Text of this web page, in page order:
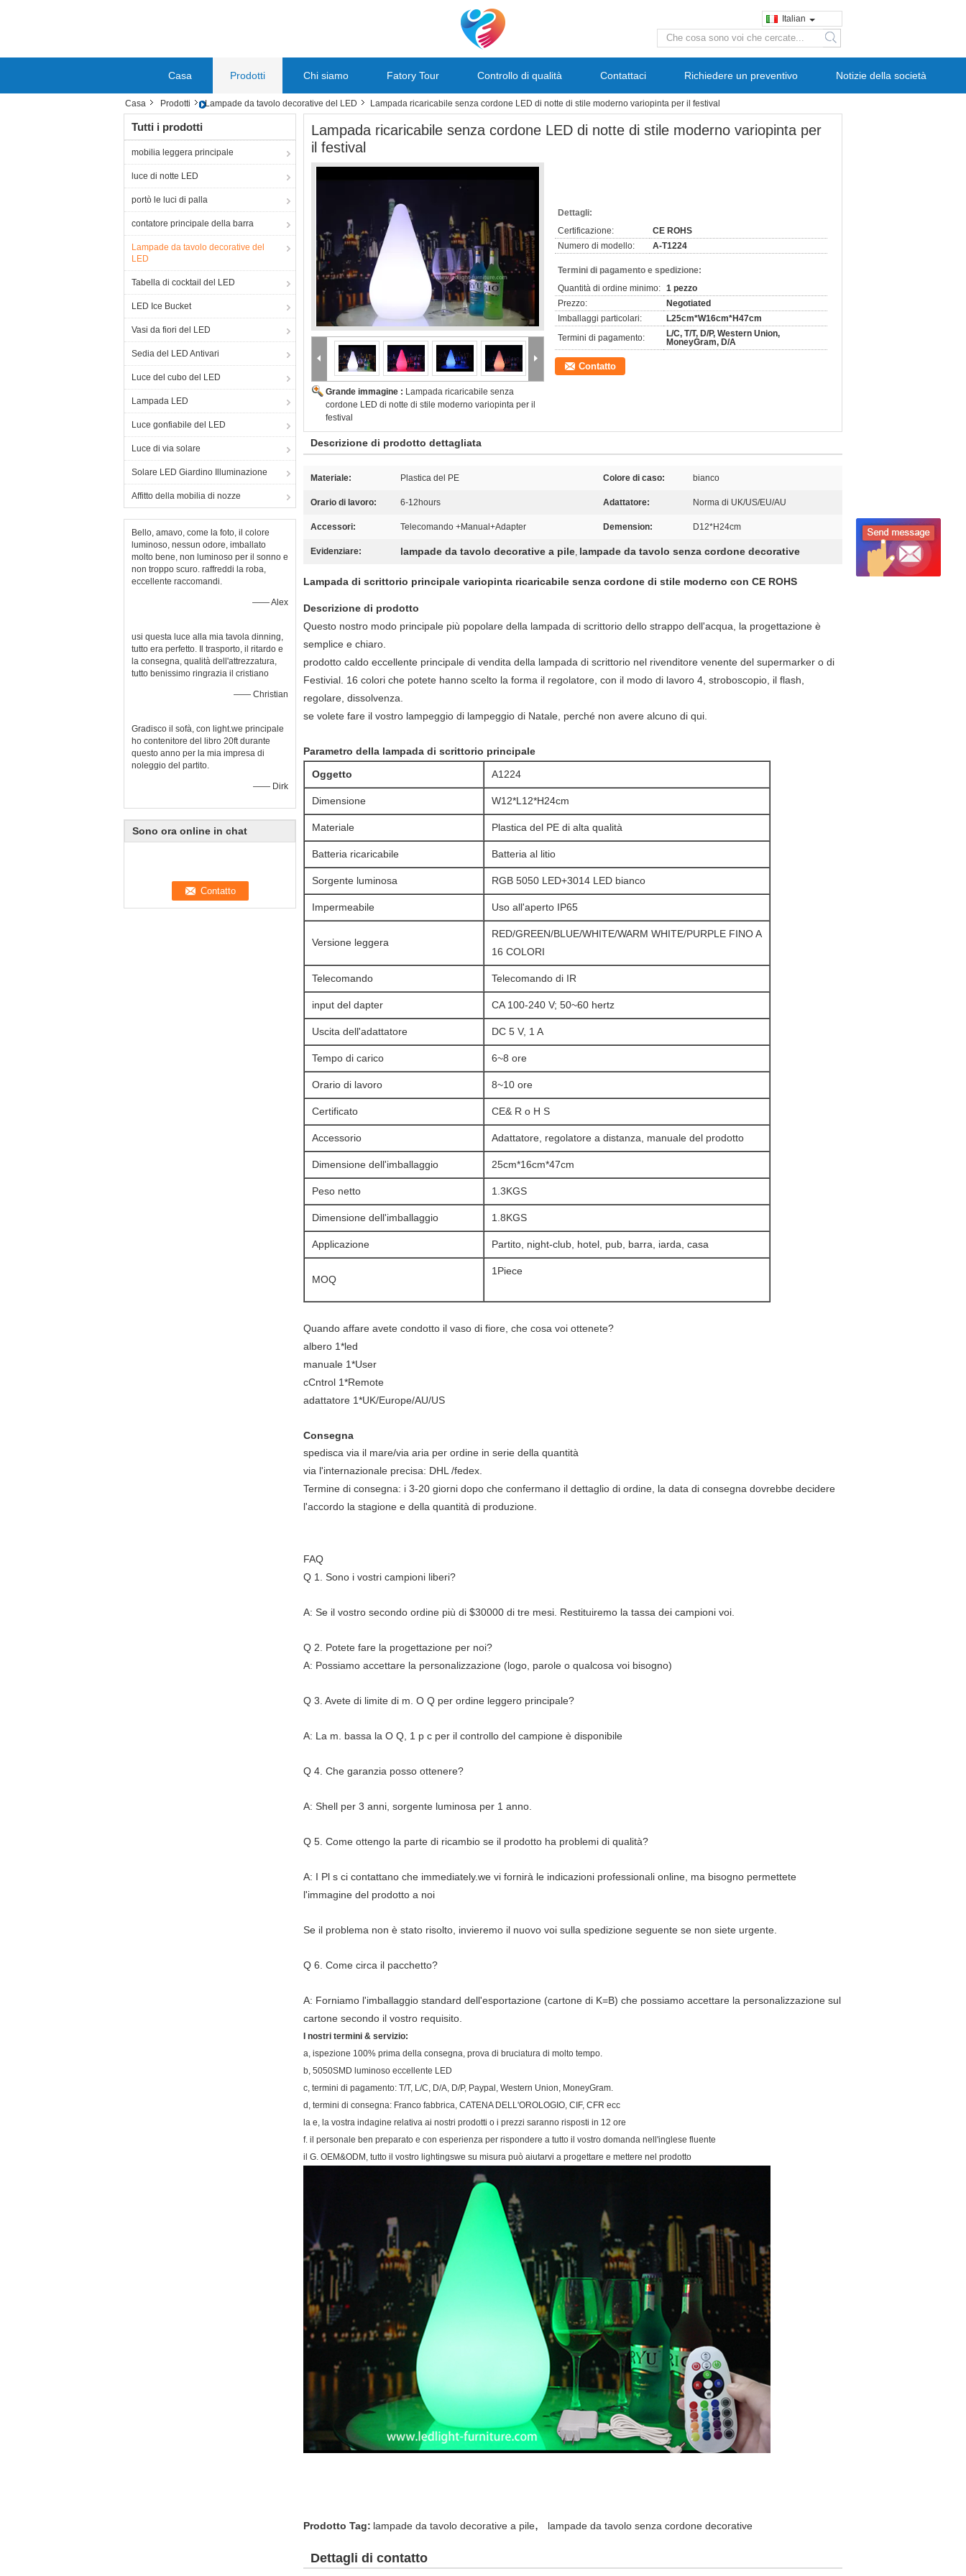
Italian
search
Casa Prodotti Chi siamo Fatory Tour Controllo di qualità Contattaci Richiedere un preventivo Notizie della società
Casa Prodotti Lampade da tavolo decorative del LED Lampada ricaricabile senza cordone LED di notte di stile moderno variopinta per il festival
Tutti i prodotti
mobilia leggera principale
luce di notte LED
portò le luci di palla
contatore principale della barra
Lampade da tavolo decorative del
LED
Tabella di cocktail del LED
LED Ice Bucket
Vasi da fiori del LED
Sedia del LED Antivari
Luce del cubo del LED
Lampada LED
Luce gonfiabile del LED
Luce di via solare
Solare LED Giardino Illuminazione
Affitto della mobilia di nozze
Bello, amavo, come la foto, il colore
luminoso, nessun odore, imballato
molto bene, non luminoso per il sonno e
non troppo scuro. raffreddi la roba,
eccellente raccomandi.
—— Alex
usi questa luce alla mia tavola dinning,
tutto era perfetto. Il trasporto, il ritardo e
la consegna, qualità dell'attrezzatura,
tutto benissimo ringrazia il cristiano
—— Christian
Gradisco il sofà, con light.we principale
ho contenitore del libro 20ft durante
questo anno per la mia impresa di
noleggio del partito.
—— Dirk
Sono ora online in chat
Lampada ricaricabile senza cordone LED di notte di stile moderno variopinta per
il festival
Grande immagine : Lampada ricaricabile senza
cordone LED di notte di stile moderno variopinta per il
festival
Dettagli:
Certificazione:
CE ROHS
Numero di modello:
A-T1224
Termini di pagamento e spedizione:
Quantità di ordine minimo: 1 pezzo
Prezzo:
Negotiated
Imballaggi particolari:
L25cm*W16cm*H47cm
Termini di pagamento:
L/C, T/T, D/P, Western Union,
MoneyGram, D/A
Contatto
Descrizione di prodotto dettagliata
Materiale: Plastica del PE Colore di caso: bianco
Orario di lavoro: 6-12hours Adattatore: Norma di UK/US/EU/AU
Accessori: Telecomando +Manual+Adapter Demension: D12*H24cm
Evidenziare: lampade da tavolo decorative a pile, lampade da tavolo senza cordone decorative
Lampada di scrittorio principale variopinta ricaricabile senza cordone di stile moderno con CE ROHS
Descrizione di prodotto
Questo nostro modo principale più popolare della lampada di scrittorio dello strappo dell'acqua, la progettazione è
semplice e chiaro.
prodotto caldo eccellente principale di vendita della lampada di scrittorio nel rivenditore venente del supermarker o di
Festivial. 16 colori che potete hanno scelto la forma il regolatore, con il modo di lavoro 4, stroboscopio, il flash,
regolare, dissolvenza.
se volete fare il vostro lampeggio di lampeggio di Natale, perché non avere alcuno di qui.
Parametro della lampada di scrittorio principale
Oggetto
A1224
Dimensione W12*L12*H24cm
Materiale Plastica del PE di alta qualità
Batteria ricaricabile Batteria al litio
Sorgente luminosa RGB 5050 LED+3014 LED bianco
Impermeabile Uso all'aperto IP65
Versione leggera
RED/GREEN/BLUE/WHITE/WARM WHITE/PURPLE FINO A
16 COLORI
Telecomando Telecomando di IR
input del dapter CA 100-240 V; 50~60 hertz
Uscita dell'adattatore DC 5 V, 1 A
Tempo di carico 6~8 ore
Orario di lavoro 8~10 ore
Certificato CE& R o H S
Accessorio Adattatore, regolatore a distanza, manuale del prodotto
Dimensione dell'imballaggio 25cm*16cm*47cm
Peso netto 1.3KGS
Dimensione dell'imballaggio 1.8KGS
Applicazione Partito, night-club, hotel, pub, barra, iarda, casa
MOQ
1Piece
Quando affare avete condotto il vaso di fiore, che cosa voi ottenete?
albero 1*led
manuale 1*User
cCntrol 1*Remote
adattatore 1*UK/Europe/AU/US
Consegna
spedisca via il mare/via aria per ordine in serie della quantità
via l'internazionale precisa: DHL /fedex.
Termine di consegna: i 3-20 giorni dopo che confermano il dettaglio di ordine, la data di consegna dovrebbe decidere
l'accordo la stagione e della quantità di produzione.
FAQ
Q 1. Sono i vostri campioni liberi?
A: Se il vostro secondo ordine più di $30000 di tre mesi. Restituiremo la tassa dei campioni voi.
Q 2. Potete fare la progettazione per noi?
A: Possiamo accettare la personalizzazione (logo, parole o qualcosa voi bisogno)
Q 3. Avete di limite di m. O Q per ordine leggero principale?
A: La m. bassa la O Q, 1 p c per il controllo del campione è disponibile
Q 4. Che garanzia posso ottenere?
A: Shell per 3 anni, sorgente luminosa per 1 anno.
Q 5. Come ottengo la parte di ricambio se il prodotto ha problemi di qualità?
A: I Pl s ci contattano che immediately.we vi fornirà le indicazioni professionali online, ma bisogno permettete
l'immagine del prodotto a noi
Se il problema non è stato risolto, invieremo il nuovo voi sulla spedizione seguente se non siete urgente.
Q 6. Come circa il pacchetto?
A: Forniamo l'imballaggio standard dell'esportazione (cartone di K=B) che possiamo accettare la personalizzazione sul
cartone secondo il vostro requisito.
I nostri termini & servizio:
a, ispezione 100% prima della consegna, prova di bruciatura di molto tempo.
b, 5050SMD luminoso eccellente LED
c, termini di pagamento: T/T, L/C, D/A, D/P, Paypal, Western Union, MoneyGram.
d, termini di consegna: Franco fabbrica, CATENA DELL'OROLOGIO, CIF, CFR ecc
la e, la vostra indagine relativa ai nostri prodotti o i prezzi saranno risposti in 12 ore
f. il personale ben preparato e con esperienza per rispondere a tutto il vostro domanda nell'inglese fluente
il G. OEM&ODM, tutto il vostro lightingswe su misura può aiutarvi a progettare e mettere nel prodotto
Prodotto Tag: lampade da tavolo decorative a pile, lampade da tavolo senza cordone decorative
Dettagli di contatto